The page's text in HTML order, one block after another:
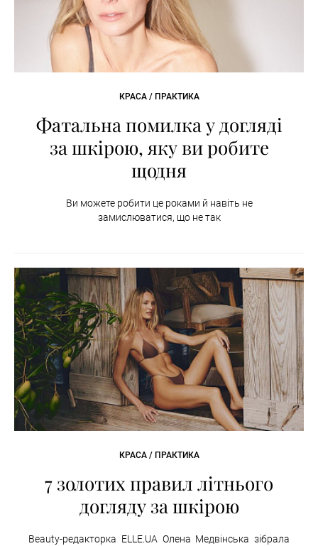
КРАСА / ПРАКТИКА
Фатальна помилка у догляді
за шкірою, яку ви робите
щодня
Ви можете робити це роками й навіть не
замислюватися, що не так
КРАСА / ПРАКТИКА
7 золотих правил літнього
догляду за шкірою
Beauty-редакторка ELLE.UA Олена Медвінська зібрала